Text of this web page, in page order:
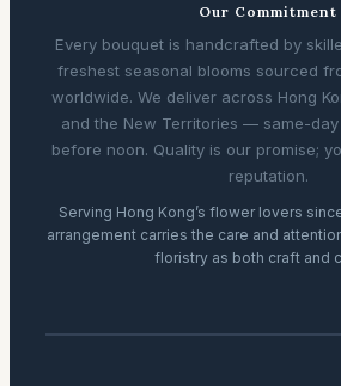
Our Commitment
Every bouquet is handcrafted by
freshest seasonal blooms sourced
worldwide. We deliver across Hong
and the New Territories — same-
before noon. Quality is our promise;
reputation.
Serving Hong Kong’s flower lovers
arrangement carries the care and
floristry as both craft and